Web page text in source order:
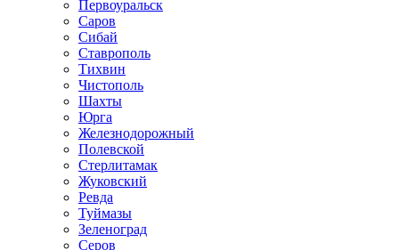
Первоуральск
Саров
Сибай
Ставрополь
Тихвин
Чистополь
Шахты
Юрга
Железнодорожный
Полевской
Стерлитамак
Жуковский
Ревда
Туймазы
Зеленоград
Серов